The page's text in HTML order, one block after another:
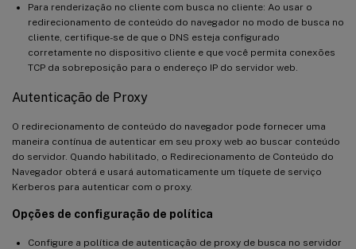
Para renderização no cliente com busca no cliente: Ao usar o
redirecionamento de conteúdo do navegador no modo de busca no
cliente, certifique-se de que o DNS esteja configurado
corretamente no dispositivo cliente e que você permita conexões
TCP da sobreposição para o endereço IP do servidor web.
Autenticação de Proxy
O redirecionamento de conteúdo do navegador pode fornecer uma
maneira contínua de autenticar em seu proxy web ao buscar conteúdo
do servidor. Quando habilitado, o Redirecionamento de Conteúdo do
Navegador obterá e usará automaticamente um tíquete de serviço
Kerberos para autenticar com o proxy.
Opções de configuração de política
Configure a política de autenticação de proxy de busca no servidor